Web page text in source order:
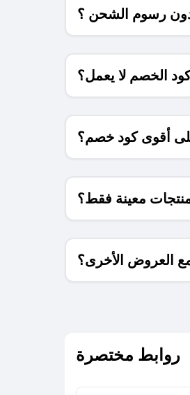
رسوم الشحن ؟
الخصم لا يعمل؟
أقوى كود خصم؟
معينة فقط؟
العروض الأخرى؟
روابط مختصرة